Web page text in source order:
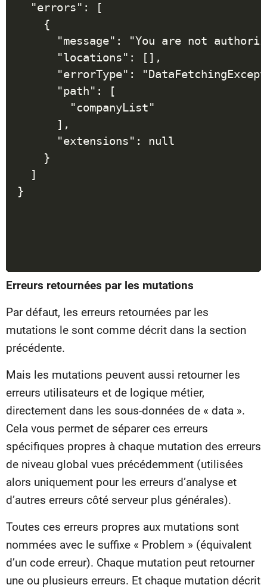
  "errors": [
    {
"message": "You are not
      "locations": [],
"errorType":
      "path": [
        "companyList"
      ],
      "extensions": null
    }
  ]
}
Erreurs retournées par les mutations
Par défaut, les erreurs retournées par les
mutations le sont comme décrit dans la section
précédente.
Mais les mutations peuvent aussi retourner les
erreurs utilisateurs et de logique métier,
directement dans les sous-données de « data ».
Cela vous permet de séparer ces erreurs
spécifiques propres à chaque mutation des erreurs
de niveau global vues précédemment (utilisées
alors uniquement pour les erreurs d’analyse et
d’autres erreurs côté serveur plus générales).
Toutes ces erreurs propres aux mutations sont
nommées avec le suffixe « Problem » (équivalent
d’un code erreur). Chaque mutation peut retourner
une ou plusieurs erreurs. Et chaque mutation décrit